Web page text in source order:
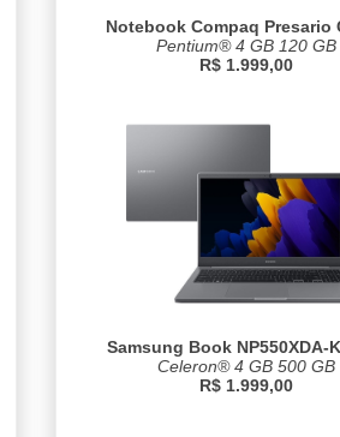
Notebook Compaq Presario
Pentium® 4 GB 120 GB
R$ 1.999,00
Samsung Book NP550XDA-
Celeron® 4 GB 500 GB
R$ 1.999,00